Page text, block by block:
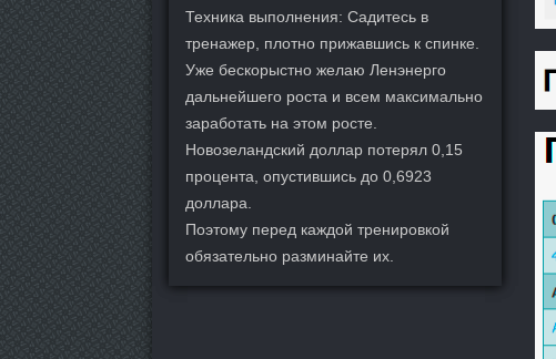
Техника выполнения: Садитесь в
тренажер, плотно прижавшись к спинке.
Уже бескорыстно желаю Ленэнерго
дальнейшего роста и всем максимально
заработать на этом росте.
Новозеландский доллар потерял 0,15
процента, опустившись до 0,6923
доллара.
Поэтому перед каждой тренировкой
обязательно разминайте их.